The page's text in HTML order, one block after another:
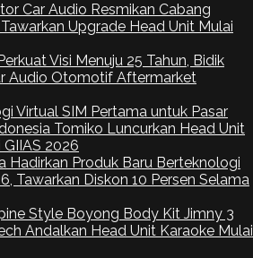
Car Audio Resmikan Cabang
Upgrade Head Unit Mulai
Visi Menuju 25 Tahun, Bidik
Audio Otomotif Aftermarket
Virtual SIM Pertama untuk Pasar
Tomiko Luncurkan Head Unit
2026
Hadirkan Produk Baru Berteknologi
Tawarkan Diskon 10 Persen Selama
Style Boyong Body Kit Jimny 3
Andalkan Head Unit Karaoke Mulai